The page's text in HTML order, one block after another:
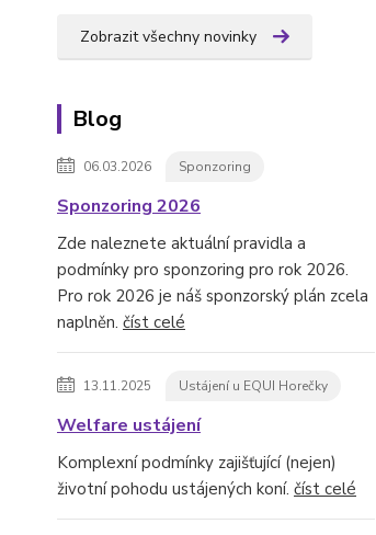
Zobrazit všechny novinky
Blog
06.03.2026 Sponzoring
Sponzoring 2026
Zde naleznete aktuální pravidla a
podmínky pro sponzoring pro rok 2026.
Pro rok 2026 je náš sponzorský plán zcela
naplněn. číst celé
13.11.2025 Ustájení u EQUI Horečky
Welfare ustájení
Komplexní podmínky zajišťující (nejen)
životní pohodu ustájených koní. číst celé